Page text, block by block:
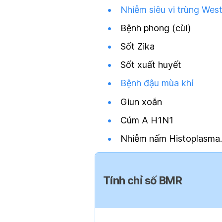
Nhiễm siêu vi trùng
Bệnh phong (cùi)
Sốt Zika
Sốt xuất huyết
Bệnh đậu mùa khỉ
Giun xoắn
Cúm A H1N1
Nhiễm nấm
Tính chỉ số BMR